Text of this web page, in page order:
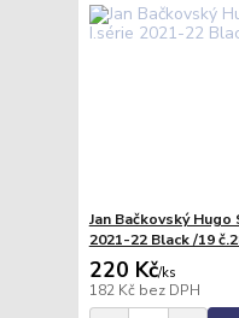
Jan Bačkovský
2021-22 Black /19
220 Kč/ks
182 Kč bez DPH